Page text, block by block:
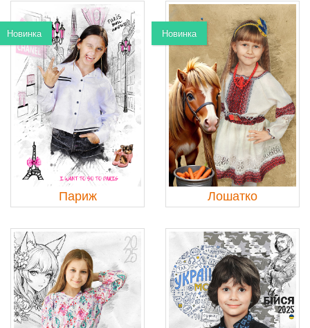
Новинка
Париж
Новинка
Лошатко